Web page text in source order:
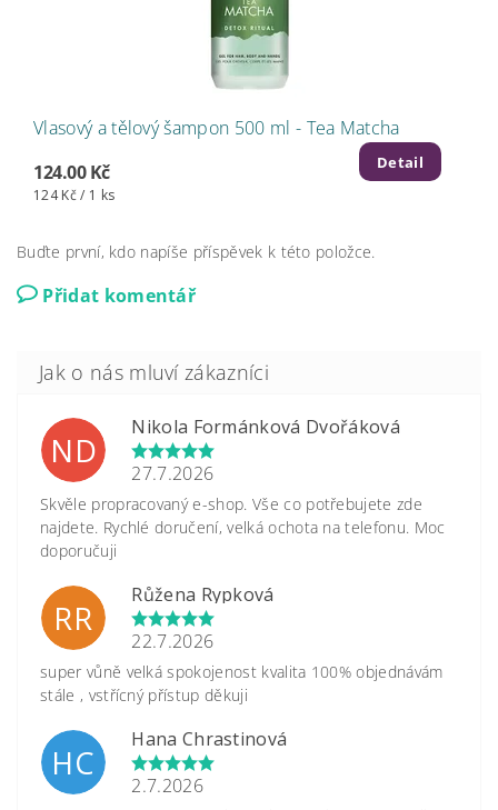
Vlasový a tělový šampon 500 ml - Tea Matcha
124.00 Kč
124 Kč / 1 ks
Detail
Buďte první, kdo napíše příspěvek k této položce.
Přidat komentář
ND
Nikola Formánková Dvořáková
27.7.2026
Skvěle propracovaný e-shop. Vše co potřebujete zde
najdete. Rychlé doručení, velká ochota na telefonu. Moc
doporučuji
RR
Růžena Rypková
22.7.2026
super vůně velká spokojenost kvalita 100% objednávám
stále , vstřícný přístup děkuji
HC
Hana Chrastinová
2.7.2026